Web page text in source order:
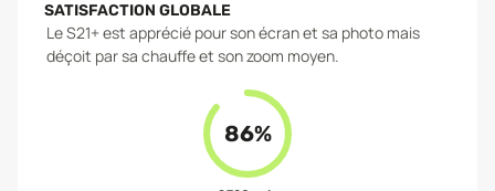
SATISFACTION GLOBALE
Le S21+ est apprécié pour son écran et sa photo mais
déçoit par sa chauffe et son zoom moyen.
86%